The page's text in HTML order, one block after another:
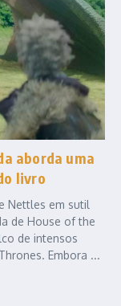
aborda uma
livro
Nettles em sutil
de House of the
de intensos
Embora ...